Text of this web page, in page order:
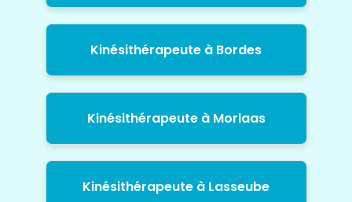
Kinésithérapeute à Bordes
Kinésithérapeute à Morlaas
Kinésithérapeute à Lasseube